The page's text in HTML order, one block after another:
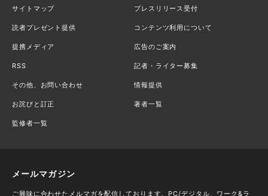
サイトマップ プレスリリース受付
読者プレゼント提供 コンテンツ利用について
提携メディア 広告のご案内
RSS 記者・ライター募集
その他、お問い合わせ 情報提供
お詫びと訂正 著者一覧
監修者一覧
メールマガジン
ご興味に合わせたメルマガを配信しております。PC/デジタル、ワーク&ラ